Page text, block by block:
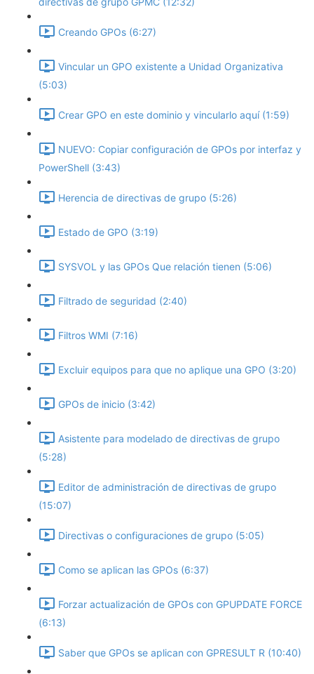
Creando GPOs (6:27)
Vincular un GPO existente a Unidad Organizativa
(5:03)
Crear GPO en este dominio y vincularlo aquí (1:59)
NUEVO: Copiar configuración de GPOs por interfaz y
PowerShell (3:43)
Herencia de directivas de grupo (5:26)
Estado de GPO (3:19)
SYSVOL y las GPOs Que relación tienen (5:06)
Filtrado de seguridad (2:40)
Filtros WMI (7:16)
Excluir equipos para que no aplique una GPO (3:20)
GPOs de inicio (3:42)
Asistente para modelado de directivas de grupo
(5:28)
Editor de administración de directivas de grupo
(15:07)
Directivas o configuraciones de grupo (5:05)
Como se aplican las GPOs (6:37)
Forzar actualización de GPOs con GPUPDATE FORCE
(6:13)
Saber que GPOs se aplican con GPRESULT R (10:40)